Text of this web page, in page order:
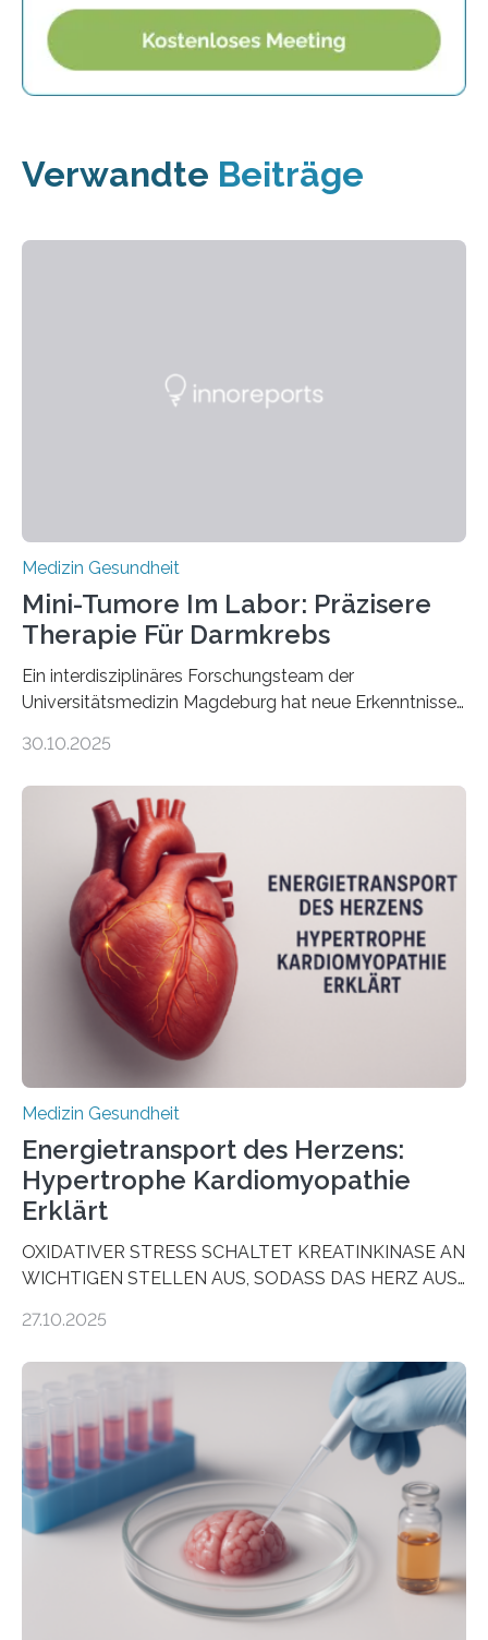
Verwandte Beiträge
Medizin Gesundheit
Mini-Tumore Im Labor: Präzisere
Therapie Für Darmkrebs
Ein interdisziplinäres Forschungsteam der
Universitätsmedizin Magdeburg hat neue Erkenntnisse
behandelt werden kann. In ihrer aktuellen Studie,
Oncology, zeigen die Forschenden, dass Mini-Tumore
aus Gewebe von Patientinnen und Patienten –
sogenannte Organoide – genutzt werden können, um
vorab zu prüfen, welche Medikamente am besten
wirken. Dabei wurde ein Eiweiß identifiziert, das künftig
als Biomarker für die Wahl der passenden Therapie
dienen könnte. Darmkrebs zählt weltweit zu den
häufigsten Krebsarten und stellt…
30.10.2025
Medizin Gesundheit
Energietransport des Herzens:
Hypertrophe Kardiomyopathie
Erklärt
OXIDATIVER STRESS SCHALTET KREATINKINASE AN
WICHTIGEN STELLEN AUS, SODASS DAS HERZ AUS
aus dem Deutschen Zentrum für Herzinsuffizienz
im Journal Circulation, warum der Energietransport bei
der Hypertrophen Kardiomyopathie (HCM) versagen
kann und wie sich durch eine Verringerung der
Herzbelastung und des oxidativen Stresses
Rhythmusstörungen reduzieren lassen. Würzburg. Die
hypertrophe Kardiomyopathie (HCM) ist die häufigste
erblich bedingte Herzerkrankung. Sie führt dazu, dass
sich die linke Herzkammer verdickt, der Herzmuskel zu
stark kontrahiert…
27.10.2025